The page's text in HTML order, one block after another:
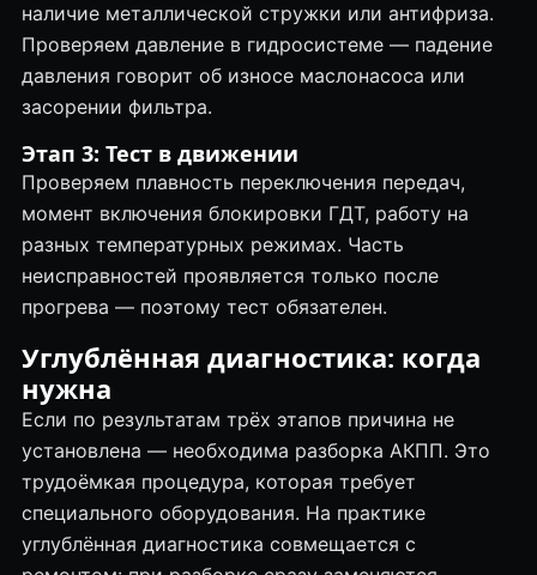
наличие металлической стружки или антифриза.
Проверяем давление в гидросистеме — падение
давления говорит об износе маслонасоса или
засорении фильтра.
Этап 3: Тест в движении
Проверяем плавность переключения передач,
момент включения блокировки ГДТ, работу на
разных температурных режимах. Часть
неисправностей проявляется только после
прогрева — поэтому тест обязателен.
Углублённая диагностика: когда
нужна
Если по результатам трёх этапов причина не
установлена — необходима разборка АКПП. Это
трудоёмкая процедура, которая требует
специального оборудования. На практике
углублённая диагностика совмещается с